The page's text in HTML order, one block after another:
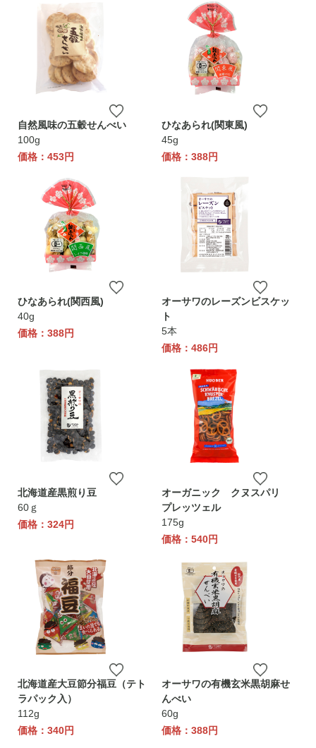
自然風味の五穀せんべい
100g
価格：453円
ひなあられ(関東風)
45g
価格：388円
ひなあられ(関西風)
40g
価格：388円
オーサワのレーズンビスケッ
ト
5本
価格：486円
北海道産黒煎り豆
60ｇ
価格：324円
オーガニック クヌスパリ
プレッツェル
175g
価格：540円
北海道産大豆節分福豆（テト
ラパック入）
112g
価格：340円
オーサワの有機玄米黒胡麻せ
んべい
60g
価格：388円